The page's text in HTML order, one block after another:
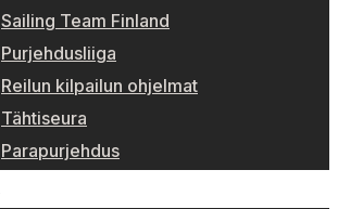
Sailing Team Finland
Purjehdusliiga
Reilun kilpailun ohjelmat
Tähtiseura
Parapurjehdus